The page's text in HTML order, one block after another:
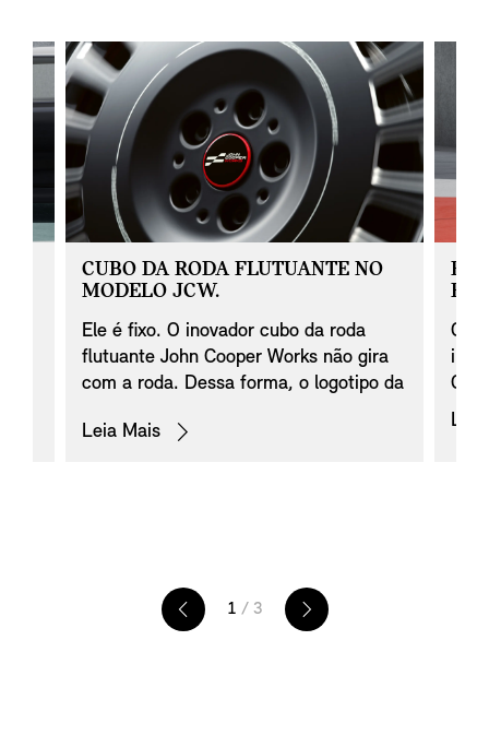
CUBO DA RODA FLUTUANTE NO
MODELO JCW.
Ele é fixo. O inovador cubo da roda
flutuante John Cooper Works não gira
com a roda. Dessa forma, o logotipo da
na horizontal durante a condução e dá
Leia Mais
1 / 3